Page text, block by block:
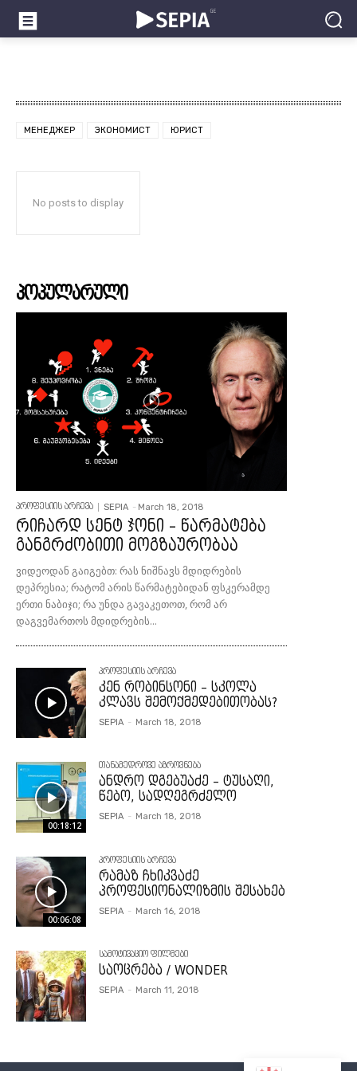
МЕНЕДЖЕР ЭКОНОМИСТ ЮРИСТ
No posts to display
პოპულარული
პროფესიის არჩევა SEPIA - March 18, 2018
რიჩარდ სენტ ჯონი – წარმატება
განგრძობითი მოგზაურობაა
ვიდეოდან გაიგებთ: რას ნიშნავს მდიდრების
დეპრესია; რატომ არის წარმატებიდან ფსკერამდე
ერთი ნაბიჯი; რა უნდა გავაკეთოთ, რომ არ
დაგვემართოს მდიდრების...
პროფესიის არჩევა
კენ რობინსონი – სკოლა
კლავს შემოქმედებითობას?
SEPIA - March 18, 2018
00:18:12
თანამედროვე აზროვნება
ანდრო დგებუაძე – ტუსაღი,
წებო, სადღეგრძელო
SEPIA - March 18, 2018
00:06:08
პროფესიის არჩევა
რამაზ ჩხიკვაძე
პროფესიონალიზმის შესახებ
SEPIA - March 16, 2018
სამოტივაციო ფილმები
საოცრება / WONDER
SEPIA - March 11, 2018